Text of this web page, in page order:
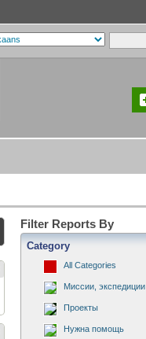
Filter Reports By
Category
All Categories
Миссии, экспедиции
Проекты
Нужна помощь